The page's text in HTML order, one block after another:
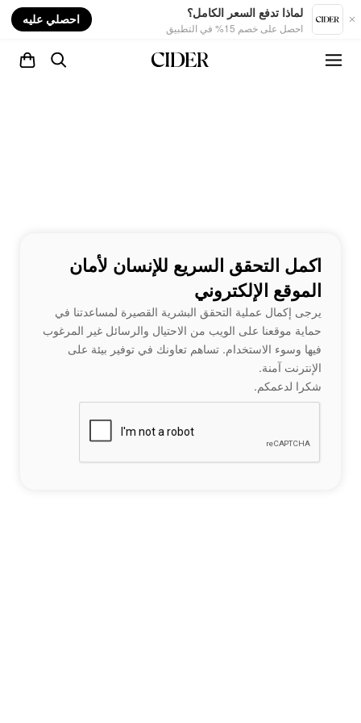
لماذا تدفع السعر الكامل؟
احصل على خصم 15% في التطبيق
احصلي عليه
اكمل التحقق السريع للإنسان لأمان
الموقع الإلكتروني
يرجى إكمال عملية التحقق البشرية القصيرة لمساعدتنا في
حماية موقعنا على الويب من الاحتيال والرسائل غير المرغوب
فيها وسوء الاستخدام. تساهم تعاونك في توفير بيئة على
الإنترنت آمنة.
شكرا لدعمكم.